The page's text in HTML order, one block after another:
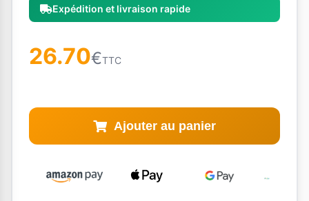
Expédition et livraison rapide
26.70€TTC
Ajouter au panier